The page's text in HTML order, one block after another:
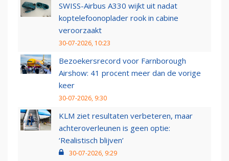
SWISS-Airbus A330 wijkt uit nadat
koptelefoonoplader rook in cabine
veroorzaakt
30-07-2026, 10:23
Bezoekersrecord voor Farnborough
Airshow: 41 procent meer dan de vorige
keer
30-07-2026, 9:30
KLM ziet resultaten verbeteren, maar
achteroverleunen is geen optie:
‘Realistisch blijven’
30-07-2026, 9:29